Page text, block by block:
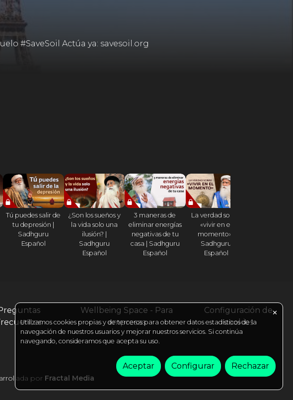
#SaveSoil Actúa ya: savesoil.org
Tú puedes salir de
tu depresión |
Sadhguru
Español
¿Son los sueños y
la vida solo una
ilusión? |
Sadhguru
Español
3 maneras de
eliminar energías
negativas de tu
casa | Sadhguru
Español
La verdad sobre
«vivir en el
momento» |
Sadhguru
Español
Wellbeing Space - Para
empresas
Configuración de
cookies
por Fractal Media
✕
Utilizamos cookies propias y de terceros para obtener datos estadísticos de la
navegación de nuestros usuarios y mejorar nuestros servicios. Si continúa
navegando, consideramos que acepta su uso.
Aceptar Configurar Rechazar